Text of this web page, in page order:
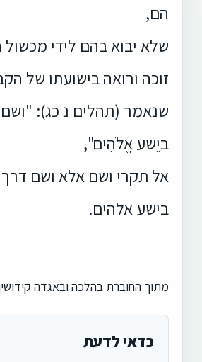
הם,
שלא יבוא בהם לידי
זוכה ורואה בישועתו של
שנאמר (תהלים נ כג):
ביֵשע אֱלֹהִים",
אל תקרי ושם אלא ושם דרך
בישע אלהים.
מתוך החוברת בהלכה ובאגדה קידושין
כדאי לדעת